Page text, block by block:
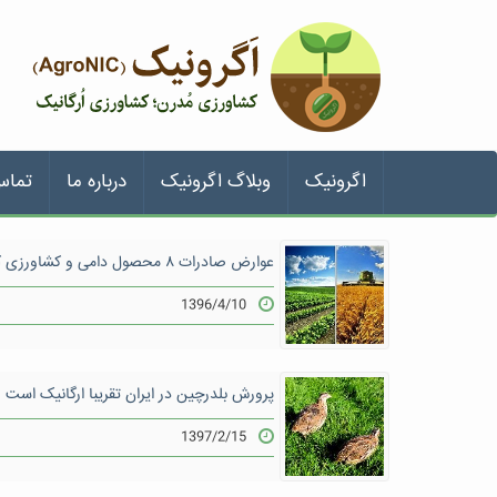
اگرونیک وبلاگ اگرونیک درباره ما
عوارض صادرات ۸ محصول دامی و کشاورزی کم شد
1396/4/10
پرورش بلدرچین در ایران تقریبا ارگانیک است
1397/2/15